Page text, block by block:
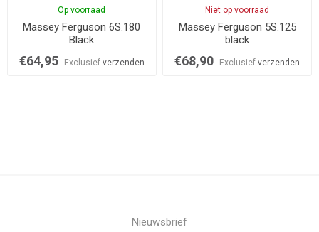
Op voorraad
Massey Ferguson 6S.180
Black
€64,95 Exclusief verzenden
Niet op voorraad
Massey Ferguson 5S.125
black
€68,90 Exclusiefverzenden
Nieuwsbrief